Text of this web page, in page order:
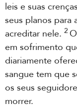
leis e suas
seus planos para
acreditar nele. 2
em sofrimento
diariamente
sangue tem que
os seus
morrer.